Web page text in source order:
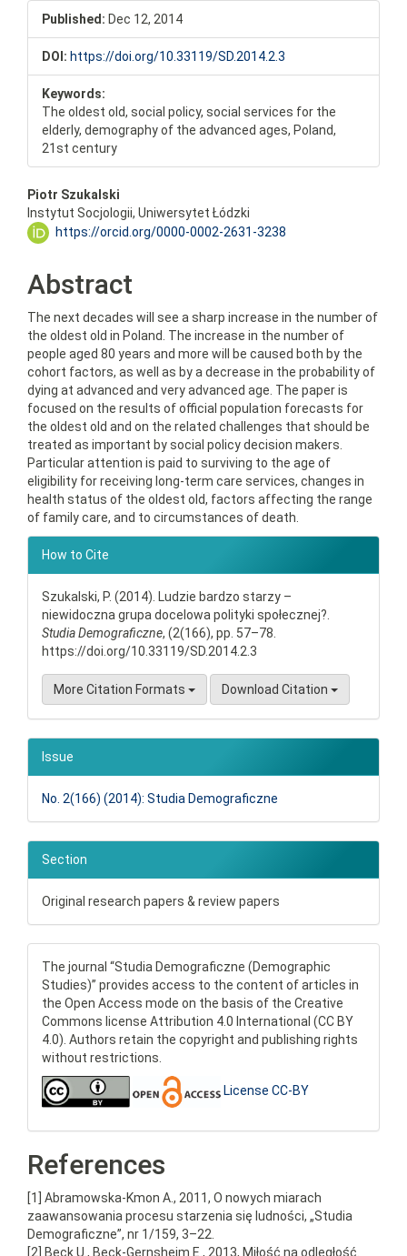
Published: Dec 12, 2014
DOI: https://doi.org/10.33119/SD.2014.2.3
Keywords:
The oldest old, social policy, social services for the
elderly, demography of the advanced ages, Poland,
21st century
Main
Article
Piotr Szukalski
Instytut Socjologii, Uniwersytet Łódzki
https://orcid.org/0000-0002-2631-3238
Abstract
The next decades will see a sharp increase in the number of
the oldest old in Poland. The increase in the number of
people aged 80 years and more will be caused both by the
cohort factors, as well as by a decrease in the probability of
dying at advanced and very advanced age. The paper is
focused on the results of official population forecasts for
the oldest old and on the related challenges that should be
treated as important by social policy decision makers.
Particular attention is paid to surviving to the age of
eligibility for receiving long-term care services, changes in
health status of the oldest old, factors affecting the range
of family care, and to circumstances of death.
Article
Details
How to Cite
Szukalski, P. (2014). Ludzie bardzo starzy –
niewidoczna grupa docelowa polityki społecznej?.
Studia Demograficzne, (2(166), pp. 57–78.
https://doi.org/10.33119/SD.2014.2.3
More Citation Formats Download Citation
Issue
No. 2(166) (2014): Studia Demograficzne
Section
Original research papers & review papers
The journal “Studia Demograficzne (Demographic
Studies)” provides access to the content of articles in
the Open Access mode on the basis of the Creative
Commons license Attribution 4.0 International (CC BY
4.0). Authors retain the copyright and publishing rights
without restrictions.
License CC-BY
References
[1] Abramowska-Kmon A., 2011, O nowych miarach
zaawansowania procesu starzenia się ludności, „Studia
Demograficzne”, nr 1/159, 3–22.
[2] Beck U., Beck-Gernsheim E., 2013, Miłość na odległość.